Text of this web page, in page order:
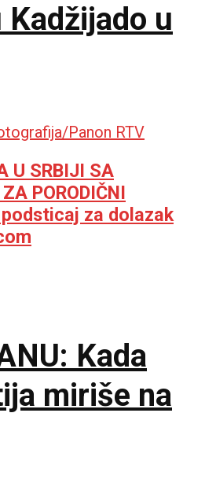
u
U SRBIJI SA
PORODIČNI
za dolazak
Kada
miriše na